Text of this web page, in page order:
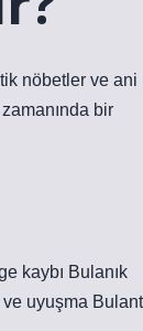
nöbetler ve ani
bir
kaybı Bulanık
uyuşma